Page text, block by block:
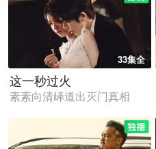
33集全
这一秒过火
素素向清峄道出灭门真相